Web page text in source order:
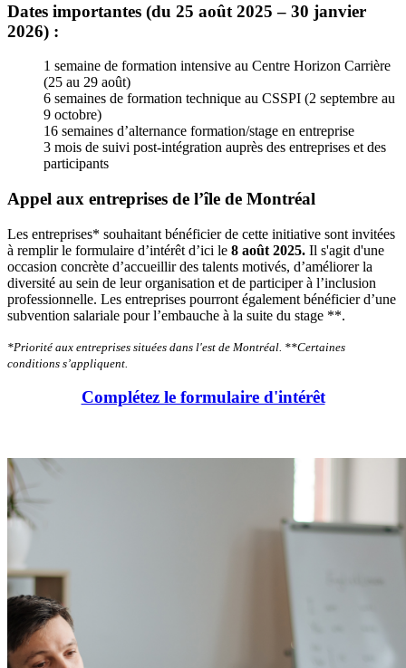
Dates importantes (du 25 août 2025 – 30 janvier
2026) :
1 semaine de formation intensive au Centre Horizon Carrière
(25 au 29 août)
6 semaines de formation technique au CSSPI (2 septembre au
9 octobre)
16 semaines d’alternance formation/stage en entreprise
3 mois de suivi post-intégration auprès des entreprises et des
participants
Appel aux entreprises de l’île de Montréal
Les entreprises* souhaitant bénéficier de cette initiative sont invitées
à remplir le formulaire d’intérêt d’ici le 8 août 2025. Il s'agit d'une
occasion concrète d’accueillir des talents motivés, d’améliorer la
diversité au sein de leur organisation et de participer à l’inclusion
professionnelle. Les entreprises pourront également bénéficier d’une
subvention salariale pour l’embauche à la suite du stage **.
*Priorité aux entreprises situées dans l'est de Montréal. **Certaines
conditions s’appliquent.
Complétez le formulaire d'intérêt